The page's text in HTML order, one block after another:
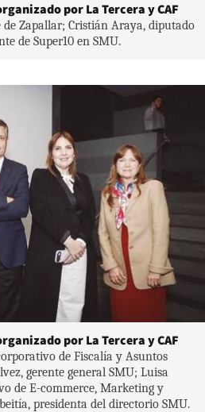
por La Tercera y CAF
de Zapallar; Cristián Araya, diputado
de Super10 en SMU.
por La Tercera y CAF
de Fiscalía y Asuntos
gerente general SMU; Luisa
de E-commerce, Marketing y
presidenta del directorio SMU.